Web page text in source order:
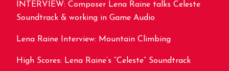
INTERVIEW: Composer Lena Raine talks Celeste
Soundtrack & working in Game Audio
Lena Raine Interview: Mountain Climbing
High Scores: Lena Raine’s “Celeste” Soundtrack